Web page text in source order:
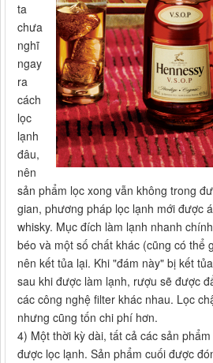
ta
chưa
nghĩ
ngay
ra
cách
lọc
lạnh
đâu,
nên
sản phẩm lọc xong vẫn không trong
gian, phương pháp lọc lạnh mới được
whisky. Mục đích làm lạnh nhanh
béo và một số chất khác (cũng có thể
nên kết tủa lại. Khi "đám này" bị kết
sau khi được làm lạnh, rượu sẽ được
các công nghệ filter khác nhau. Lọc
nhưng cũng tốn chi phí hơn.
4) Một thời kỳ dài, tất cả các sản
được lọc lạnh. Sản phẩm cuối được